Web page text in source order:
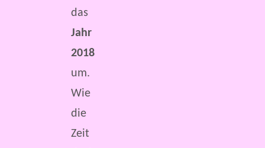
das
Jahr
2018
um.
Wie
die
Zeit